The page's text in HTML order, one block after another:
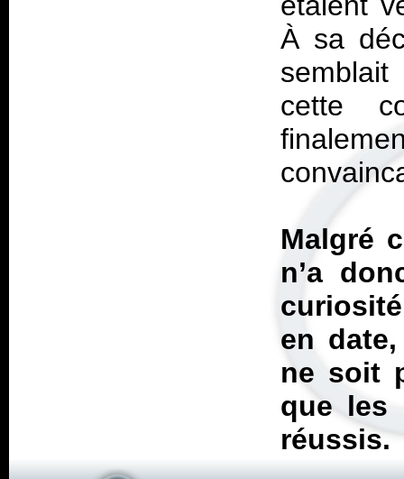
À sa
cette
Malgré
n’a
en
ne soit
que les
réussis.